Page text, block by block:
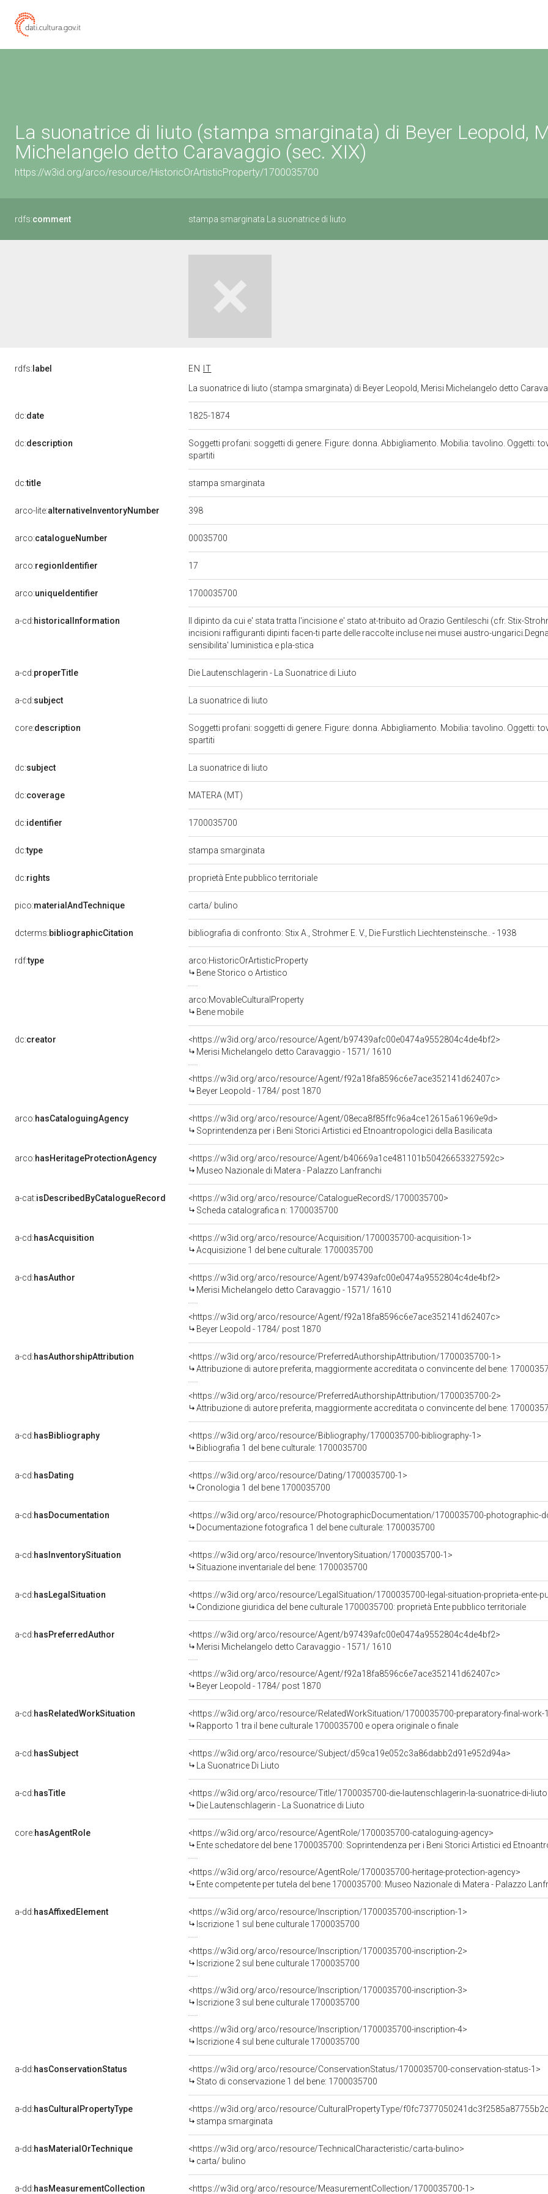
La suonatrice di liuto (stampa smarginata) di Beyer Leopold,
Michelangelo detto Caravaggio (sec. XIX)
https://w3id.org/arco/resource/HistoricOrArtisticProperty/1700035700
rdfs:comment stampa smarginata La suonatrice di liuto
rdfs: label EN
IT
La suonatrice di liuto (stampa smarginata) di Beyer Leopold, Merisi Michelangelo detto
dc:date 1825-1874
dc:description
Soggetti profani: soggetti di genere. Figure: donna. Abbigliamento. Mobilia: tavolino. Oggetti:
spartiti
dc:title stampa smarginata
arco-lite:alternativeInventoryNumber 398
arco:catalogueNumber 00035700
arco:regionIdentifier 17
arco:uniqueIdentifier 1700035700
a-cd:historicalInformation
Il dipinto da cui e' stata tratta l'incisione e' stato at-tribuito ad Orazio Gentileschi (cfr. Stix-
incisioni raffiguranti dipinti facen-ti parte delle raccolte incluse nei musei austro-
sensibilita' luministica e pla-stica
a-cd:properTitle Die Lautenschlagerin - La Suonatrice di Liuto
a-cd:subject La suonatrice di liuto
core:description
Soggetti profani: soggetti di genere. Figure: donna. Abbigliamento. Mobilia: tavolino. Oggetti:
spartiti
dc:subject La suonatrice di liuto
dc:coverage MATERA (MT)
dc:identifier 1700035700
dc:type stampa smarginata
dc:rights proprietà Ente pubblico territoriale
pico:materialAndTechnique carta/ bulino
dcterms:bibliographicCitation bibliografia di confronto: Stix A., Strohmer E. V., Die Furstlich Liechtensteinsche.. - 1938
rdf:type
arco:HistoricOrArtisticProperty
Bene Storico o Artistico
arco:MovableCulturalProperty
Bene mobile
dc:creator
<https://w3id.org/arco/resource/Agent/b97439afc00e0474a9552804c4de4bf2>
Merisi Michelangelo detto Caravaggio - 1571/ 1610
<https://w3id.org/arco/resource/Agent/f92a18fa8596c6e7ace352141d62407c>
Beyer Leopold - 1784/ post 1870
arco:hasCataloguingAgency
<https://w3id.org/arco/resource/Agent/08eca8f85ffc96a4ce12615a61969e9d>
Soprintendenza per i Beni Storici Artistici ed Etnoantropologici della Basilicata
arco:hasHeritageProtectionAgency
<https://w3id.org/arco/resource/Agent/b40669a1ce481101b50426653327592c>
Museo Nazionale di Matera - Palazzo Lanfranchi
a-cat:isDescribedByCatalogueRecord
<https://w3id.org/arco/resource/CatalogueRecordS/1700035700>
Scheda catalografica n: 1700035700
a-cd:hasAcquisition
<https://w3id.org/arco/resource/Acquisition/1700035700-acquisition-1>
Acquisizione 1 del bene culturale: 1700035700
a-cd:hasAuthor
<https://w3id.org/arco/resource/Agent/b97439afc00e0474a9552804c4de4bf2>
Merisi Michelangelo detto Caravaggio - 1571/ 1610
<https://w3id.org/arco/resource/Agent/f92a18fa8596c6e7ace352141d62407c>
Beyer Leopold - 1784/ post 1870
a-cd:hasAuthorshipAttribution
<https://w3id.org/arco/resource/PreferredAuthorshipAttribution/1700035700-1>
Attribuzione di autore preferita, maggiormente accreditata o convincente del bene:
<https://w3id.org/arco/resource/PreferredAuthorshipAttribution/1700035700-2>
Attribuzione di autore preferita, maggiormente accreditata o convincente del bene:
a-cd:hasBibliography
<https://w3id.org/arco/resource/Bibliography/1700035700-bibliography-1>
Bibliografia 1 del bene culturale: 1700035700
a-cd:hasDating
<https://w3id.org/arco/resource/Dating/1700035700-1>
Cronologia 1 del bene 1700035700
a-cd:hasDocumentation
<https://w3id.org/arco/resource/PhotographicDocumentation/1700035700-photographic-
Documentazione fotografica 1 del bene culturale: 1700035700
a-cd:hasInventorySituation
<https://w3id.org/arco/resource/InventorySituation/1700035700-1>
Situazione inventariale del bene: 1700035700
a-cd:hasLegalSituation
<https://w3id.org/arco/resource/LegalSituation/1700035700-legal-situation-proprieta-ente-
Condizione giuridica del bene culturale 1700035700: proprietà Ente pubblico territoriale
a-cd:hasPreferredAuthor
<https://w3id.org/arco/resource/Agent/b97439afc00e0474a9552804c4de4bf2>
Merisi Michelangelo detto Caravaggio - 1571/ 1610
<https://w3id.org/arco/resource/Agent/f92a18fa8596c6e7ace352141d62407c>
Beyer Leopold - 1784/ post 1870
a-cd:hasRelatedWorkSituation
<https://w3id.org/arco/resource/RelatedWorkSituation/1700035700-preparatory-final-work-
Rapporto 1 tra il bene culturale 1700035700 e opera originale o finale
a-cd:hasSubject
<https://w3id.org/arco/resource/Subject/d59ca19e052c3a86dabb2d91e952d94a>
La Suonatrice Di Liuto
a-cd:hasTitle
<https://w3id.org/arco/resource/Title/1700035700-die-lautenschlagerin-la-suonatrice-di-
Die Lautenschlagerin - La Suonatrice di Liuto
core:hasAgentRole
<https://w3id.org/arco/resource/AgentRole/1700035700-cataloguing-agency>
Ente schedatore del bene 1700035700: Soprintendenza per i Beni Storici Artistici ed
<https://w3id.org/arco/resource/AgentRole/1700035700-heritage-protection-agency>
Ente competente per tutela del bene 1700035700: Museo Nazionale di Matera - Palazzo
a-dd:hasAffixedElement
<https://w3id.org/arco/resource/Inscription/1700035700-inscription-1>
Iscrizione 1 sul bene culturale 1700035700
<https://w3id.org/arco/resource/Inscription/1700035700-inscription-2>
Iscrizione 2 sul bene culturale 1700035700
<https://w3id.org/arco/resource/Inscription/1700035700-inscription-3>
Iscrizione 3 sul bene culturale 1700035700
<https://w3id.org/arco/resource/Inscription/1700035700-inscription-4>
Iscrizione 4 sul bene culturale 1700035700
a-dd:hasConservationStatus
<https://w3id.org/arco/resource/ConservationStatus/1700035700-conservation-status-1>
Stato di conservazione 1 del bene: 1700035700
a-dd:hasCulturalPropertyType
<https://w3id.org/arco/resource/CulturalPropertyType/
stampa smarginata
a-dd:hasMaterialOrTechnique
<https://w3id.org/arco/resource/TechnicalCharacteristic/carta-bulino>
carta/ bulino
a-dd:hasMeasurementCollection <https://w3id.org/arco/resource/MeasurementCollection/1700035700-1>